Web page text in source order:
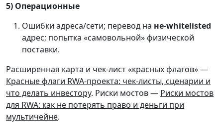
5) Операционные
Ошибки адреса/сети; перевод на не-whitelisted
адрес; попытка «самовольной» физической
поставки.
Расширенная карта и чек-лист «красных флагов» —
Красные флаги RWA-проекта: чек-листы, сценарии и
что делать инвестору. Риски мостов — Риски мостов
для RWA: как не потерять право и деньги при
мультичейне.